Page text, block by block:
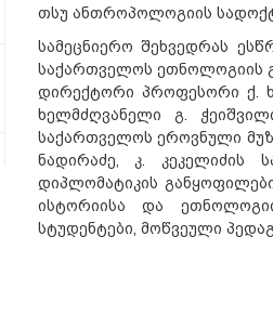
თსუ ანთროპოლოგიის
სამეცნიერო შეხვედრას
საქართველოს ეთნოლოგიის
დირექტორი პროფესორი ქ.
ხელმძღვანელი გ.
საქართველოს ეროვნული
ნადირაძე, კ. კეკელიძის
დიპლომატიკის
ისტორიისა და
სტუდენტები, მოწვეული